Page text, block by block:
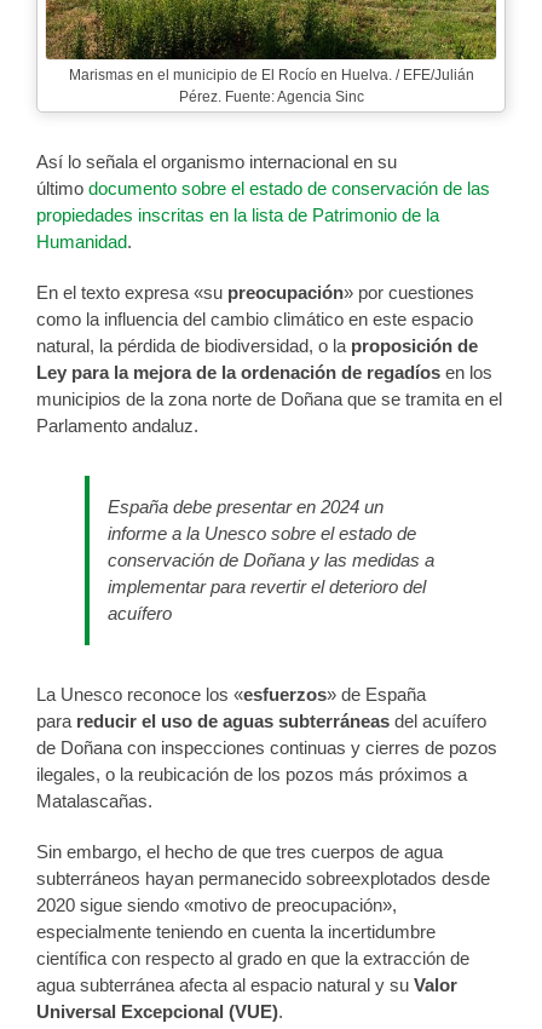
Marismas en el municipio de El Rocío en Huelva. / EFE/Julián
Pérez. Fuente: Agencia Sinc
Así lo señala el organismo internacional en su
último documento sobre el estado de conservación de las
propiedades inscritas en la lista de Patrimonio de la
Humanidad.
En el texto expresa «su preocupación» por cuestiones
como la influencia del cambio climático en este espacio
natural, la pérdida de biodiversidad, o la proposición de
Ley para la mejora de la ordenación de regadíos en los
municipios de la zona norte de Doñana que se tramita en el
Parlamento andaluz.
España debe presentar en 2024 un
informe a la Unesco sobre el estado de
conservación de Doñana y las medidas a
implementar para revertir el deterioro del
acuífero
La Unesco reconoce los «esfuerzos» de España
para reducir el uso de aguas subterráneas del acuífero
de Doñana con inspecciones continuas y cierres de pozos
ilegales, o la reubicación de los pozos más próximos a
Matalascañas.
Sin embargo, el hecho de que tres cuerpos de agua
subterráneos hayan permanecido sobreexplotados desde
2020 sigue siendo «motivo de preocupación»,
especialmente teniendo en cuenta la incertidumbre
científica con respecto al grado en que la extracción de
agua subterránea afecta al espacio natural y su Valor
Universal Excepcional (VUE).